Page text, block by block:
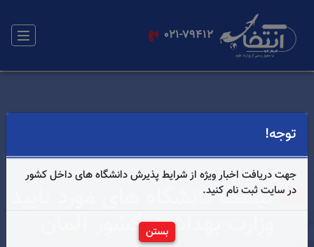
021-79412
لیست دانشگاه های مورد تایید
وزارت بهداشت کشور آلمان
توجه!
جهت دریافت اخبار ویژه از شرایط پذیرش دانشگاه های داخل کشور
در سایت ثبت نام کنید.
بستن